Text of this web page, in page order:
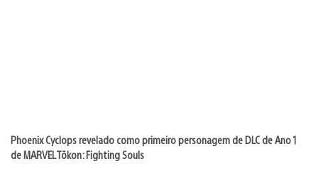
Phoenix Cyclops revelado como primeiro personagem de DLC de Ano 1
de MARVEL Tōkon: Fighting Souls